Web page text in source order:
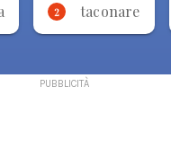
2 taconare